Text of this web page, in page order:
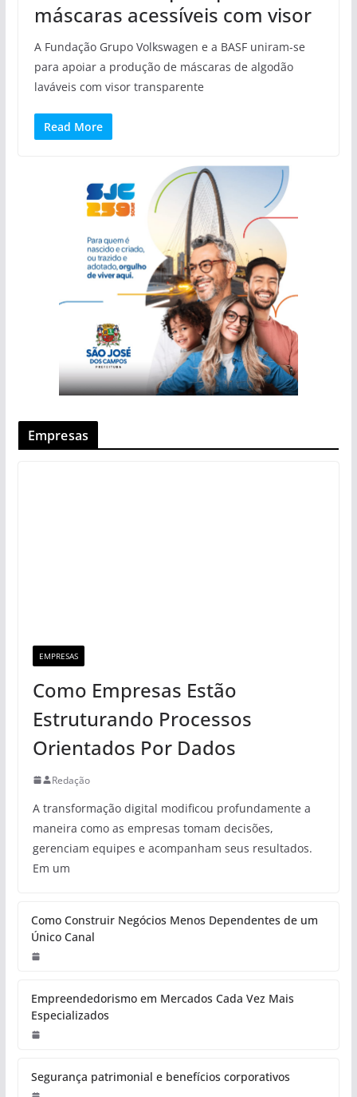
máscaras acessíveis com visor
A Fundação Grupo Volkswagen e a BASF uniram-se
para apoiar a produção de máscaras de algodão
laváveis com visor transparente
Read More
Empresas
EMPRESAS
Como Empresas Estão
Estruturando Processos
Orientados Por Dados
Redação
A transformação digital modificou profundamente a
maneira como as empresas tomam decisões,
gerenciam equipes e acompanham seus resultados.
Em um
Como Construir Negócios Menos Dependentes de um
Único Canal
Empreendedorismo em Mercados Cada Vez Mais
Especializados
Segurança patrimonial e benefícios corporativos